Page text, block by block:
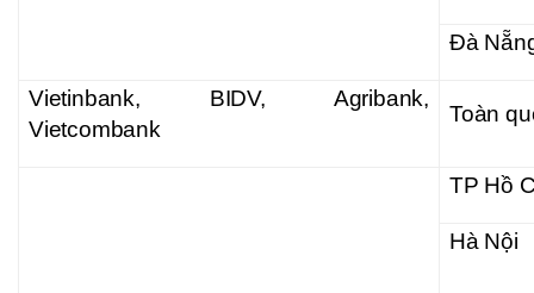
Đà
Vietinbank, BIDV, Agribank,
Vietcombank
Toàn
TP Hồ
Hà Nội